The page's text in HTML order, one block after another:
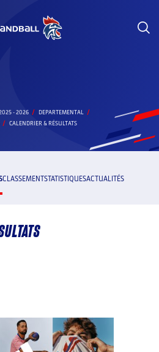
- 2026
DEPARTEMENTAL
CALENDRIER & RÉSULTATS
CLASSEMENTSTATISTIQUESACTUALITÉS